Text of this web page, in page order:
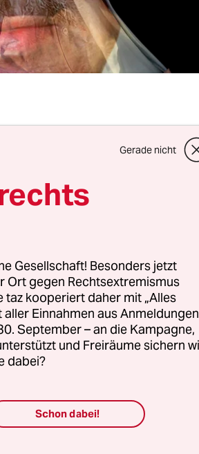
des
zurück –
als Kind aus
Politiker
Schlappe
schon
Präsident
Gerade nicht
Gesellschaft! Besonders jetzt
Ort gegen Rechtsextremismus
taz kooperiert daher mit „Alles
Einnahmen aus Anmeldungen
September – an die Kampagne,
und Freiräume sichern
dabei?
Schon dabei!